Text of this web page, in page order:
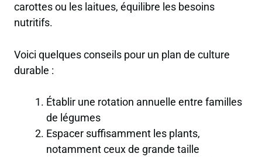
carottes ou les laitues, équilibre les besoins
nutritifs.
Voici quelques conseils pour un plan de culture
durable :
Établir une rotation annuelle entre familles
de légumes
Espacer suffisamment les plants,
notamment ceux de grande taille